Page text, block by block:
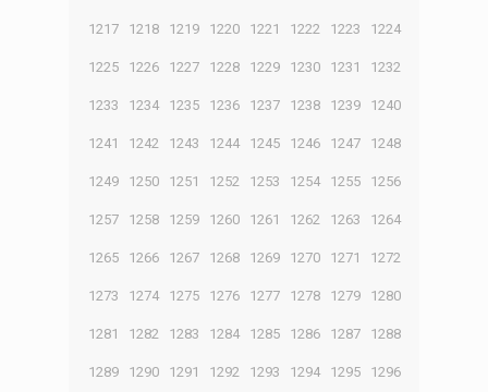
1217 1218 1219 1220 1221 1222 1223 1224
1225 1226 1227 1228 1229 1230 1231 1232
1233 1234 1235 1236 1237 1238 1239 1240
1241 1242 1243 1244 1245 1246 1247 1248
1249 1250 1251 1252 1253 1254 1255 1256
1257 1258 1259 1260 1261 1262 1263 1264
1265 1266 1267 1268 1269 1270 1271 1272
1273 1274 1275 1276 1277 1278 1279 1280
1281 1282 1283 1284 1285 1286 1287 1288
1289 1290 1291 1292 1293 1294 1295 1296